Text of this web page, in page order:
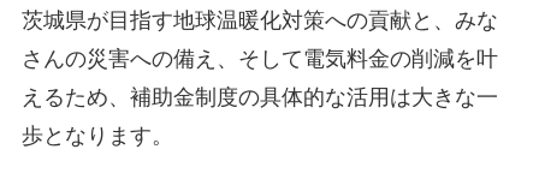
茨城県が目指す地球温暖化対策への貢献と、みな
さんの災害への備え、そして電気料金の削減を叶
えるため、補助金制度の具体的な活用は大きな一
歩となります。